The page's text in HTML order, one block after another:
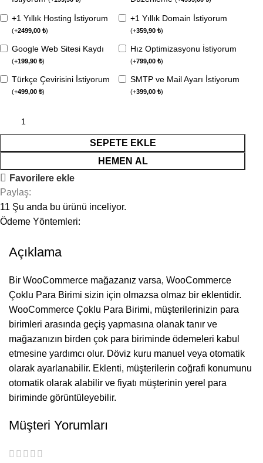
+1 Yıllık Hosting İstiyorum
(+2499,00₺)
+1 Yıllık Domain İstiyorum
(+359,90₺)
Google Web Sitesi Kaydı
(+199,90₺)
Hız Optimizasyonu İstiyorum
(+799,00₺)
Türkçe Çevirisini İstiyorum
(+499,00₺)
SMTP ve Mail Ayarı İstiyorum
(+399,00₺)
SEPETE EKLE
HEMEN AL
Favorilere ekle
Paylaş:
11 Şu anda bu ürünü inceliyor.
Ödeme Yöntemleri:
Açıklama
Bir WooCommerce mağazanız varsa, WooCommerce
Çoklu Para Birimi sizin için olmazsa olmaz bir eklentidir.
WooCommerce Çoklu Para Birimi, müşterilerinizin para
birimleri arasında geçiş yapmasına olanak tanır ve
mağazanızın birden çok para biriminde ödemeleri kabul
etmesine yardımcı olur. Döviz kuru manuel veya otomatik
olarak ayarlanabilir. Eklenti, müşterilerin coğrafi konumunu
otomatik olarak alabilir ve fiyatı müşterinin yerel para
biriminde görüntüleyebilir.
Müşteri Yorumları